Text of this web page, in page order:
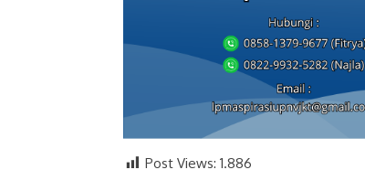
Post Views: 1.886